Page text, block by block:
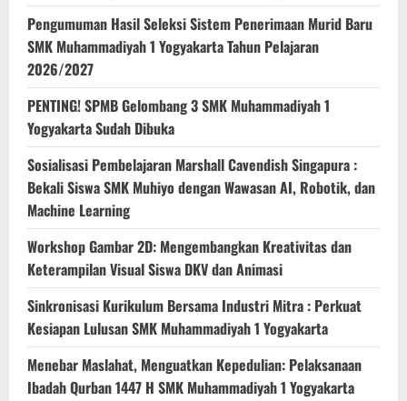
Pengumuman Hasil Seleksi Sistem Penerimaan Murid Baru
SMK Muhammadiyah 1 Yogyakarta Tahun Pelajaran
2026/2027
PENTING! SPMB Gelombang 3 SMK Muhammadiyah 1
Yogyakarta Sudah Dibuka
Sosialisasi Pembelajaran Marshall Cavendish Singapura :
Bekali Siswa SMK Muhiyo dengan Wawasan AI, Robotik, dan
Machine Learning
Workshop Gambar 2D: Mengembangkan Kreativitas dan
Keterampilan Visual Siswa DKV dan Animasi
Sinkronisasi Kurikulum Bersama Industri Mitra : Perkuat
Kesiapan Lulusan SMK Muhammadiyah 1 Yogyakarta
Menebar Maslahat, Menguatkan Kepedulian: Pelaksanaan
Ibadah Qurban 1447 H SMK Muhammadiyah 1 Yogyakarta